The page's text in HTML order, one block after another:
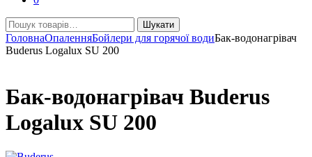
Шукати:
Шукати
ГоловнаОпаленняБойлери для горячої водиБак-водонагрівач
Buderus Logalux SU 200
Бак-водонагрівач Buderus
Logalux SU 200